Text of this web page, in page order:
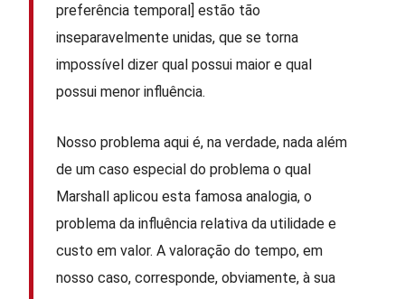
preferência temporal] estão tão
inseparavelmente unidas, que se torna
impossível dizer qual possui maior e qual
possui menor influência.
Nosso problema aqui é, na verdade, nada além
de um caso especial do problema o qual
Marshall aplicou esta famosa analogia, o
problema da influência relativa da utilidade e
custo em valor. A valoração do tempo, em
nosso caso, corresponde, obviamente, à sua